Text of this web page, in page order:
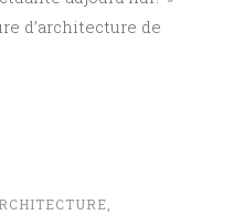
d’architecture de
,